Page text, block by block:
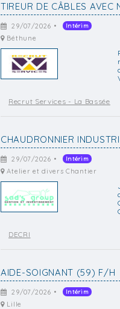
TIREUR DE CÂBLES AVEC
29/07/2026 • Intérim
Béthune
Recrut Services - La Bassée
CHAUDRONNIER
29/07/2026 • Intérim
Atelier et divers Chantier
DECRI
AIDE-SOIGNANT (59) F/H
29/07/2026 • Intérim
Lille